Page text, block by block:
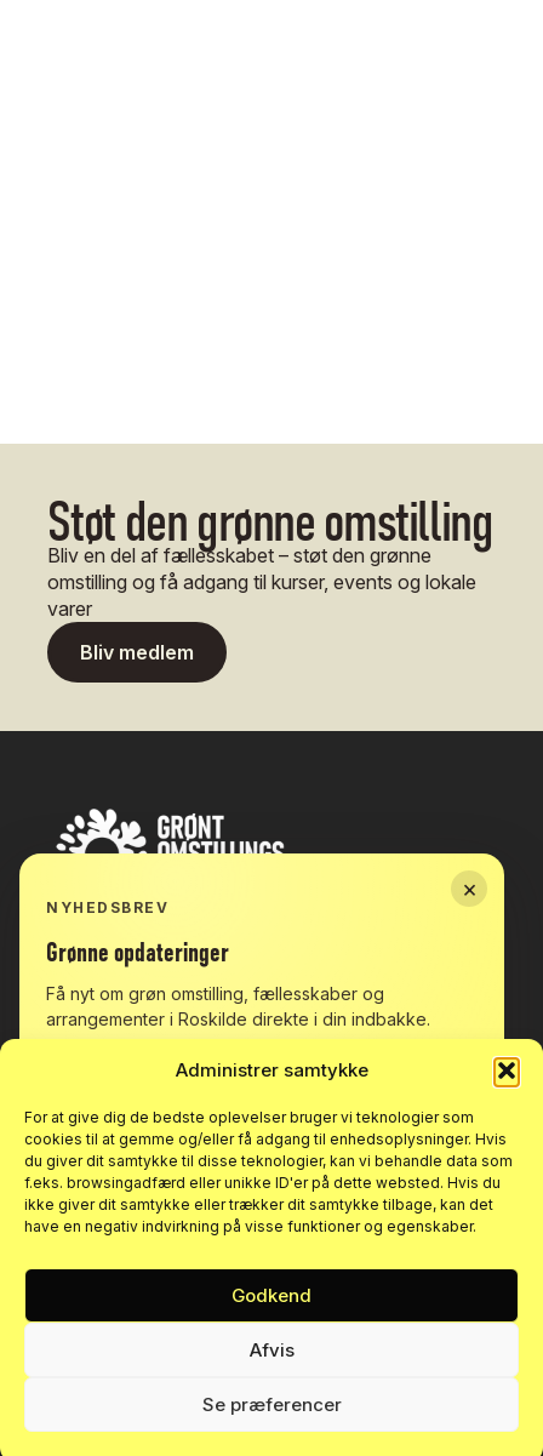
Administrer samtykke
For at give dig de bedste oplevelser bruger vi teknologier som
cookies til at gemme og/eller få adgang til enhedsoplysninger. Hvis
du giver dit samtykke til disse teknologier, kan vi behandle data som
f.eks. browsingadfærd eller unikke ID'er på dette websted. Hvis du
ikke giver dit samtykke eller trækker dit samtykke tilbage, kan det
have en negativ indvirkning på visse funktioner og egenskaber.
Godkend
Afvis
Se præferencer
Støt den grønne omstilling
Bliv en del af fællesskabet – støt den grønne
omstilling og få adgang til kurser, events og lokale
varer
Bliv medlem
Kontakt
Mail:info@go-roskilde.dk
Telefon: 20 76 00 26
CVR 43118935
Info
Om os
Persondatapolitik
Handelsbetingelser
×
NYHEDSBREV
Grønneopdateringer
Få nyt om grøn omstilling, fællesskaber og
arrangementer i Roskilde direkte i din indbakke.
Tilmeld dig
Ved at tilmelde dig accepterer du vores